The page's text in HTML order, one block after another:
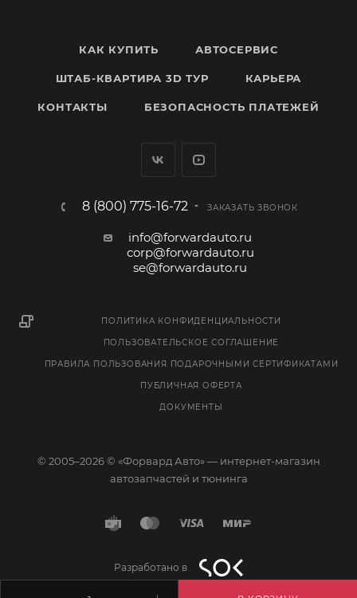
КАК КУПИТЬ АВТОСЕРВИС
ШТАБ-КВАРТИРА 3D ТУР КАРЬЕРА
КОНТАКТЫ БЕЗОПАСНОСТЬ ПЛАТЕЖЕЙ
8 (800) 775-16-72 ЗАКАЗАТЬ ЗВОНОК
info@forwardauto.ru
corp@forwardauto.ru
se@forwardauto.ru
ПОЛИТИКА КОНФИДЕНЦИАЛЬНОСТИ
ПОЛЬЗОВАТЕЛЬСКОЕ СОГЛАШЕНИЕ
ПРАВИЛА ПОЛЬЗОВАНИЯ ПОДАРОЧНЫМИ СЕРТИФИКАТАМИ
ПУБЛИЧНАЯ ОФЕРТА
ДОКУМЕНТЫ
© 2005–2026 © «Форвард Авто» — интернет-магазин
автозапчастей и тюнинга
Разработано в